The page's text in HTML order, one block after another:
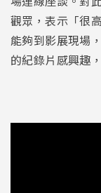
觀眾，表示「很
能夠到影展現場
的紀錄片感興趣